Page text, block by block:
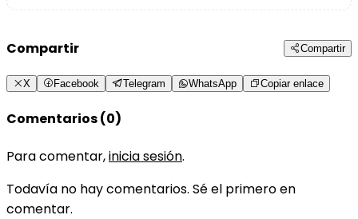
Compartir Compartir
X Facebook Telegram WhatsApp Copiar enlace
Comentarios (0)
Para comentar,inicia sesión.
Todavía no hay comentarios. Sé el primero en
comentar.